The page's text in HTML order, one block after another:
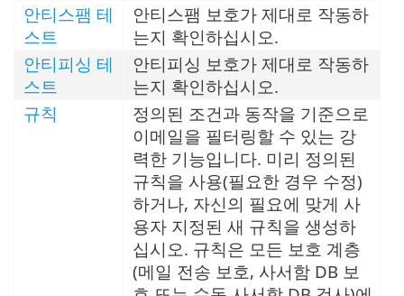
안티스팸 테
스트
안티스팸 보호가 제대로 작동하
는지 확인하십시오.
안티피싱 테
스트
안티피싱 보호가 제대로 작동하
는지 확인하십시오.
규칙
정의된 조건과 동작을 기준으로
이메일을 필터링할 수 있는 강
력한 기능입니다. 미리 정의된
규칙을 사용(필요한 경우 수정)
하거나, 자신의 필요에 맞게 사
용자 지정된 새 규칙을 생성하
십시오. 규칙은 모든 보호 계층
(메일 전송 보호, 사서함 DB 보